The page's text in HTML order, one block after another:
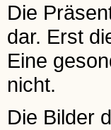
Die
dar. Erst
Eine
nicht.
Die Bilder